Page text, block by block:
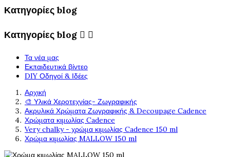
Κατηγορίες blog
Κατηγορίες blog  
Τα νέα μας
Εκπαιδευτικά βίντεο
DIY Οδηγοί & Ιδέες
Αρχική
🎨 Υλικά Χεροτεχνίας- Ζωγραφικής
Ακρυλικά Χρώματα Ζωγραφικής & Decoupage Cadence
Χρώματα κιμωλίας Cadence
Very chalky - χρώμα κιμωλίας Cadence 150 ml
Χρώμα κιμωλίας MALLOW 150 ml